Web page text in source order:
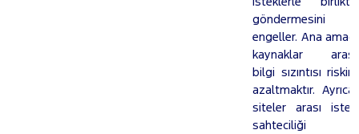
göndermesini
engeller. Ana amaç,
kaynaklar arası
bilgi sızıntısı riskini
azaltmaktır. Ayrıca,
siteler arası istek
sahteciliği